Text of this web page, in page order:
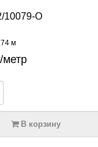
10079-O
м
метр
В корзину